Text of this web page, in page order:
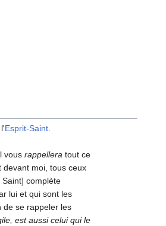
Esprit-Saint.
vous rappellera tout ce
devant moi, tous ceux
Saint] complète
lui et qui sont les
de se rappeler les
est aussi celui qui le